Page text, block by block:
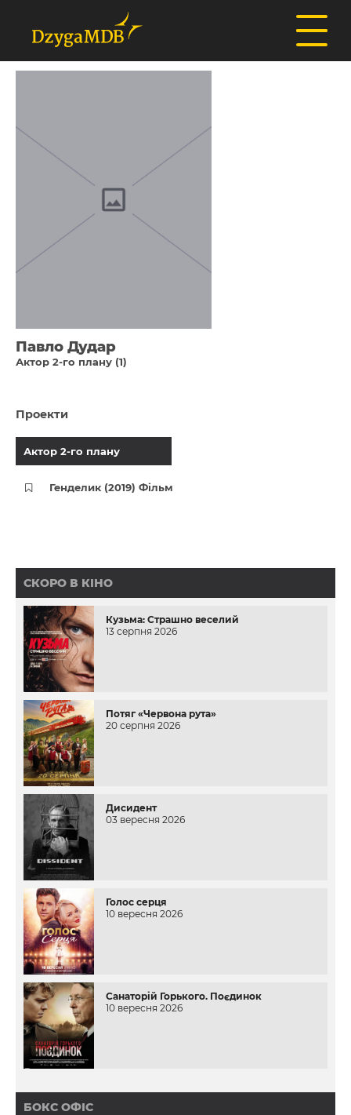
Павло Дудар
Актор 2-го плану (1)
Проекти
Актор 2-го плану
Генделик (2019) Фільм
СКОРО В КІНО
Кузьма: Страшно веселий
13 серпня 2026
Потяг «Червона рута»
20 серпня 2026
Дисидент
03 вересня 2026
Голос серця
10 вересня 2026
Санаторій Горького. Поєдинок
10 вересня 2026
БОКС ОФІС